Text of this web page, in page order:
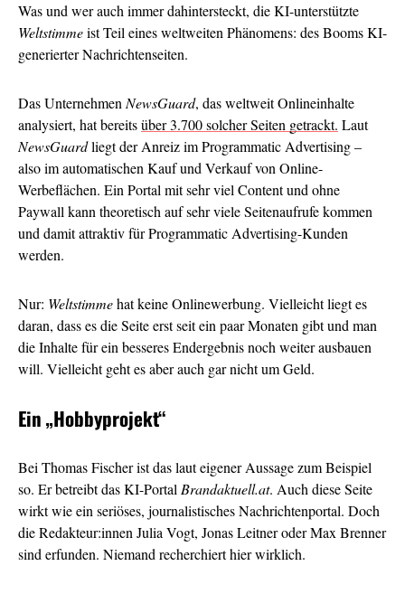
Was und wer auch immer dahintersteckt, die KI-unterstützte
Weltstimmeist Teil eines weltweiten Phänomens: des Booms KI-
generierter Nachrichtenseiten.
Das UnternehmenNewsGuard, das weltweit Onlineinhalte
analysiert, hat bereitsüber 3.700 solcher Seiten getrackt. Laut
NewsGuardliegt der Anreiz im Programmatic Advertising –
also im automatischen Kauf und Verkauf von Online-
Werbeflächen. Ein Portal mit sehr viel Content und ohne
Paywall kann theoretisch auf sehr viele Seitenaufrufe kommen
und damit attraktiv für Programmatic Advertising-Kunden
werden.
Nur: Weltstimmehat keine Onlinewerbung. Vielleicht liegt es
daran, dass es die Seite erst seit ein paar Monaten gibt und man
die Inhalte für ein besseres Endergebnis noch weiter ausbauen
will. Vielleicht geht es aber auch gar nicht um Geld.
Ein„Hobbyprojekt“
Bei Thomas Fischer ist das laut eigener Aussage zum Beispiel
so. Er betreibt das KI-PortalBrandaktuell.at. Auch diese Seite
wirkt wie ein seriöses, journalistisches Nachrichtenportal. Doch
die Redakteur:innen Julia Vogt, Jonas Leitner oder Max Brenner
sind erfunden. Niemand recherchiert hier wirklich.